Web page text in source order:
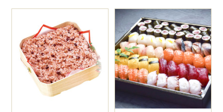
旬の食材弁当
種類から選ぶ
近江(滋賀)地方ゆかりの弁当
四得オードブル
商品をカートに入れてWEB注文ではポイン
トが貯まります。
貯まったポイントは、１ｐｔ＝１円として
次回より使えます。
1